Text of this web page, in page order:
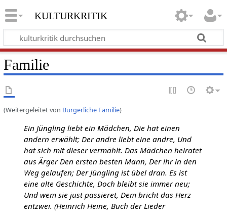
kulturkritik
Familie
(Weitergeleitet von Bürgerliche Familie)
Ein Jüngling liebt ein Mädchen, Die hat einen
andern erwählt; Der andre liebt eine andre, Und
hat sich mit dieser vermählt. Das Mädchen heiratet
aus Ärger Den ersten besten Mann, Der ihr in den
Weg gelaufen; Der Jüngling ist übel dran. Es ist
eine alte Geschichte, Doch bleibt sie immer neu;
Und wem sie just passieret, Dem bricht das Herz
entzwei. (Heinrich Heine, Buch der Lieder